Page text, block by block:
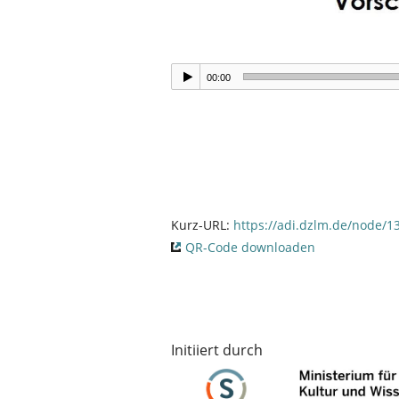
00:00
Kurz-URL: https://adi.dzlm.de/node/
QR-Code downloaden
Initiiert durch